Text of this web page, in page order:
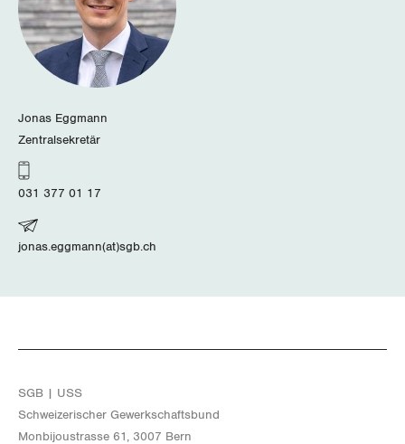
Jonas Eggmann
Zentralsekretär
031 377 01 17
jonas.eggmann(at)sgb.ch
SGB | USS
Schwei­ze­ri­scher Ge­werk­schafts­bund
Mon­bi­joustras­se 61, 3007 Bern